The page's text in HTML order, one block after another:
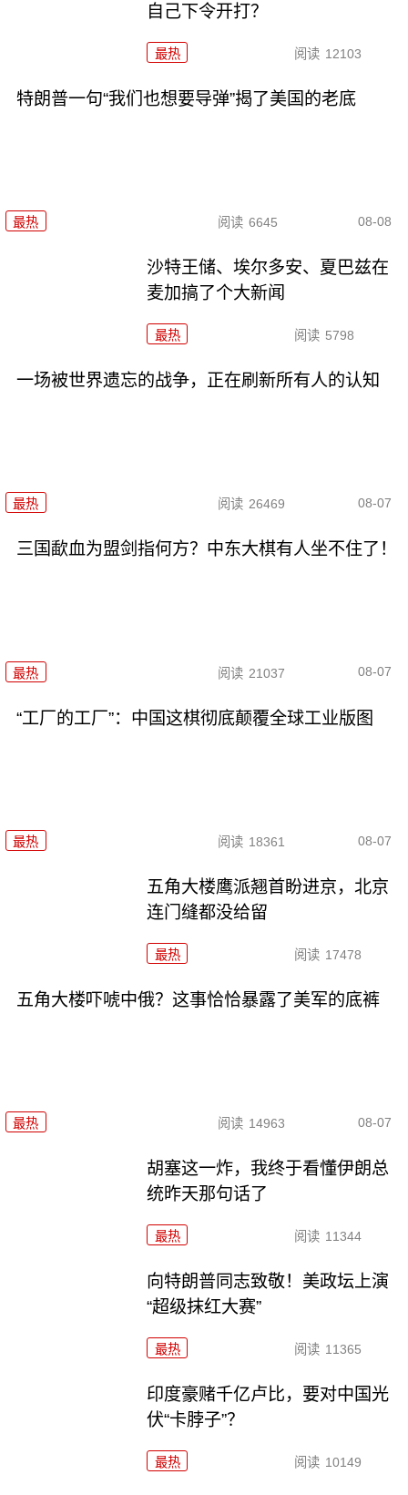
自己下令开打？
最热 阅读 12103
特朗普一句“我们也想要导弹”揭了美国的老底
最热 阅读 6645 08-08
沙特王储、埃尔多安、夏巴兹在
麦加搞了个大新闻
最热 阅读 5798
一场被世界遗忘的战争，正在刷新所有人的认知
最热 阅读 26469 08-07
三国歃血为盟剑指何方？中东大棋有人坐不住了！
最热 阅读 21037 08-07
“工厂的工厂”：中国这棋彻底颠覆全球工业版图
最热 阅读 18361 08-07
五角大楼鹰派翘首盼进京，北京
连门缝都没给留
最热 阅读 17478
五角大楼吓唬中俄？这事恰恰暴露了美军的底裤
最热 阅读 14963 08-07
胡塞这一炸，我终于看懂伊朗总
统昨天那句话了
最热 阅读 11344
向特朗普同志致敬！美政坛上演
“超级抹红大赛”
最热 阅读 11365
印度豪赌千亿卢比，要对中国光
伏“卡脖子”？
最热 阅读 10149